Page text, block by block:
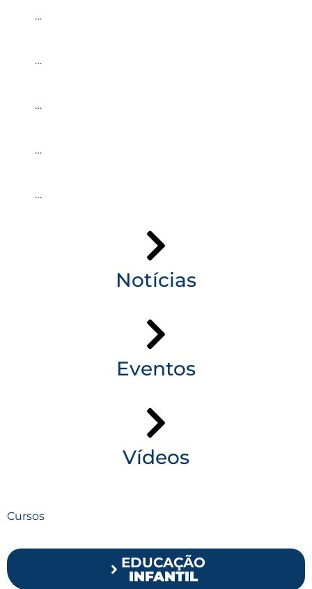
…
…
…
…
…
Notícias
Eventos
Vídeos
Cursos
EDUCAÇÃO
INFANTIL